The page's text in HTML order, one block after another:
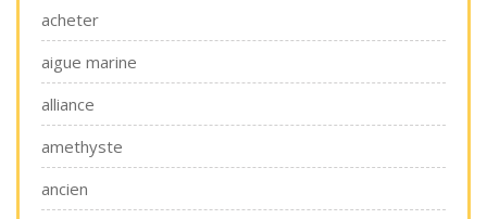
acheter
aigue marine
alliance
amethyste
ancien